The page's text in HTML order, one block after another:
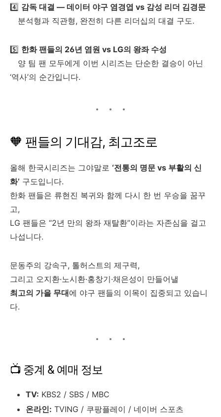
4️⃣ 감독 대결 — 데이터 야구 염경엽 vs 감성 리더 김경문
분석형과 직관형, 완전히 다른 리더십의 대결 구도.
5️⃣ 한화 팬들의 26년 염원 vs LG의 왕좌 수성
양 팀 팬 모두에게 이번 시리즈는 단순한 결승이 아닌
‘역사’의 순간입니다.
🧡 팬들의 기대감, 최고조로
올해 한국시리즈는 그야말로 ‘전통의 명문 vs 부활의 신
화’ 구도입니다.
한화 팬들은 류현진 복귀와 함께 다시 한 번 우승을 꿈꾸
고,
LG 팬들은 “2년 만의 왕좌 재탈환”이라는 자존심을 걸고
나섭니다.
문동주의 강속구, 톨허스트의 제구력,
그리고 오지환·노시환·홍창기·채은성이 만들어낼
최고의 가을 무대에 야구 팬들의 이목이 집중되고 있습니
다.
📺 중계 & 예매 정보
TV: KBS2 / SBS / MBC
온라인: TVING / 쿠팡플레이 / 네이버 스포츠